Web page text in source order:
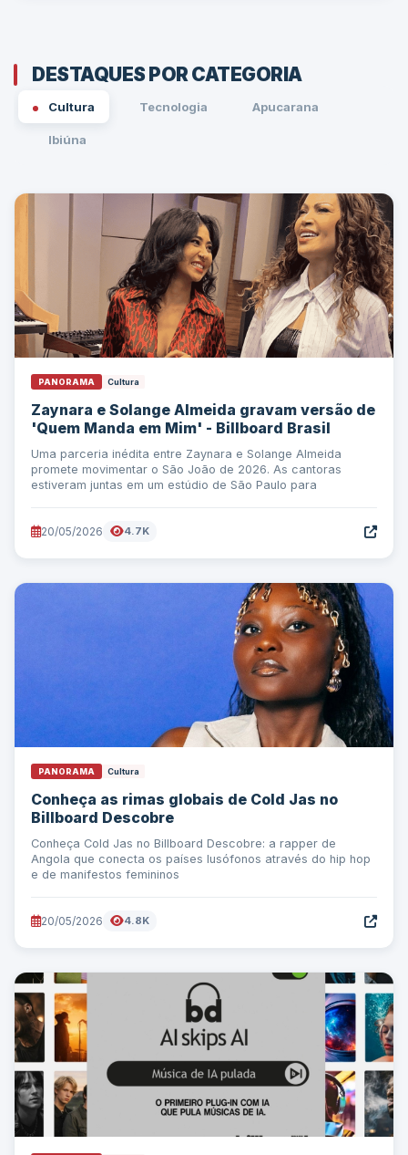
DESTAQUES POR CATEGORIA
Cultura Tecnologia Apucarana
Ibiúna
PANORAMA Cultura
Zaynara e Solange Almeida gravam versão de
'Quem Manda em Mim' - Billboard Brasil
Uma parceria inédita entre Zaynara e Solange Almeida
promete movimentar o São João de 2026. As cantoras
estiveram juntas em um estúdio de São Paulo para
20/05/2026 4.7K
PANORAMA Cultura
Conheça as rimas globais de Cold Jas no
Billboard Descobre
Conheça Cold Jas no Billboard Descobre: a rapper de
Angola que conecta os países lusófonos através do hip hop
e de manifestos femininos
20/05/2026 4.8K